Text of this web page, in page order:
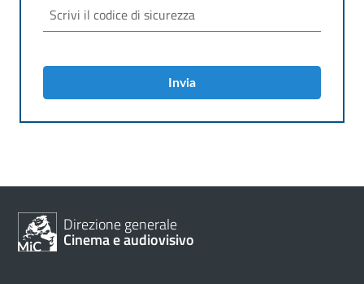
Invia
Direzione generale
Cinema e audiovisivo